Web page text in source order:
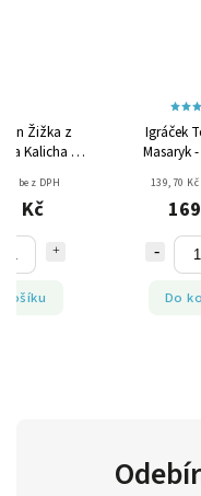
Žižka z
a Kalicha -
bez DPH
Kč
košíku
Igráček
Masaryk
139,70 Kč
Do